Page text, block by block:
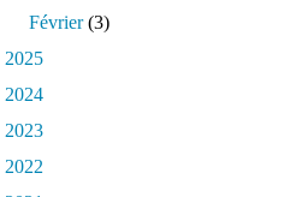
Février(3)
2025
2024
2023
2022